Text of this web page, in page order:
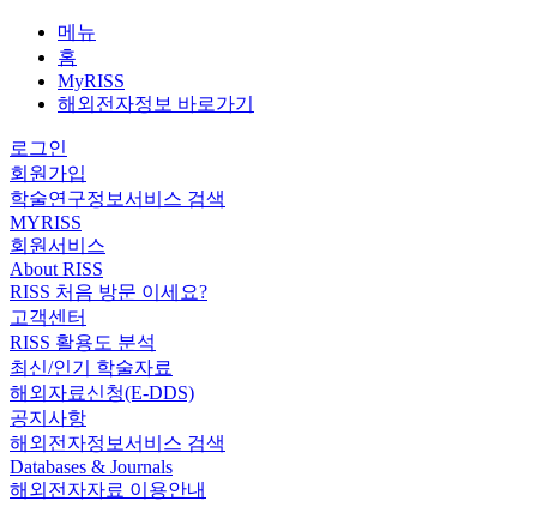
메뉴
홈
MyRISS
해외전자정보 바로가기
로그인
회원가입
학술연구정보서비스 검색
MYRISS
회원서비스
About RISS
RISS 처음 방문 이세요?
고객센터
RISS 활용도 분석
최신/인기 학술자료
해외자료신청(E-DDS)
공지사항
해외전자정보서비스 검색
Databases & Journals
해외전자자료 이용안내